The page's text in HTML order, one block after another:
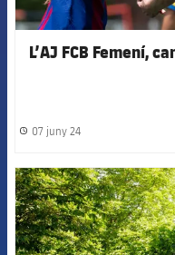
L’AJ FCB Femení,
label.share.clock
07 juny 24